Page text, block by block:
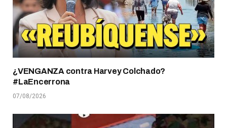
¿VENGANZA contra Harvey Colchado?
#LaEncerrona
07/08/2026